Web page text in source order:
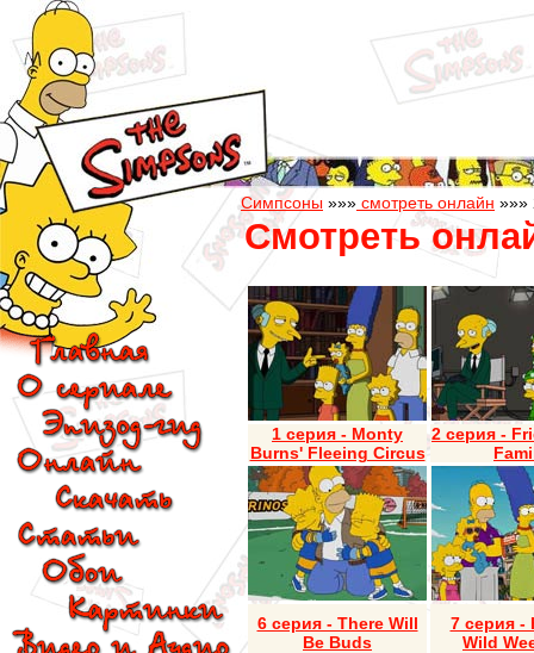
Симпсоны »»» смотреть онлайн »»»
Смотреть
1 серия - Monty
Burns' Fleeing Circus
2 серия -
6 серия - There Will
Be Buds
7 серия -
Wild